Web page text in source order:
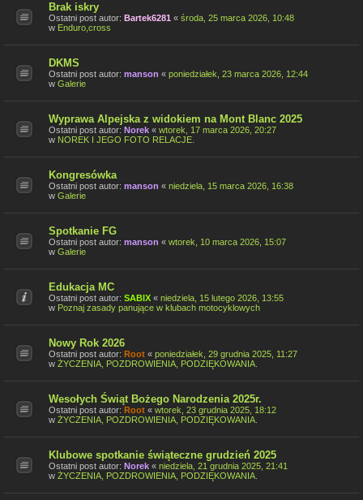
Brak iskry
Ostatni post autor: Bartek6281 « środa, 25 marca 2026, 10:48
w Enduro,cross
DKMS
Ostatni post autor: manson « poniedziałek, 23 marca 2026, 12:44
w Galerie
Wyprawa Alpejska z widokiem na Mont Blanc 2025
Ostatni post autor: Norek « wtorek, 17 marca 2026, 20:27
w NOREK I JEGO FOTO RELACJE.
Kongresówka
Ostatni post autor: manson « niedziela, 15 marca 2026, 16:38
w Galerie
Spotkanie FG
Ostatni post autor: manson « wtorek, 10 marca 2026, 15:07
w Galerie
Edukacja MC
Ostatni post autor: SABIX « niedziela, 15 lutego 2026, 13:55
w Poznaj zasady panujące w klubach motocyklowych
Nowy Rok 2026
Ostatni post autor: Root « poniedziałek, 29 grudnia 2025, 11:27
w ŻYCZENIA, POZDROWIENIA, PODZIĘKOWANIA.
Wesołych Świąt Bożego Narodzenia 2025r.
Ostatni post autor: Root « wtorek, 23 grudnia 2025, 18:12
w ŻYCZENIA, POZDROWIENIA, PODZIĘKOWANIA.
Klubowe spotkanie świąteczne grudzień 2025
Ostatni post autor: Norek « niedziela, 21 grudnia 2025, 21:41
w ŻYCZENIA, POZDROWIENIA, PODZIĘKOWANIA.